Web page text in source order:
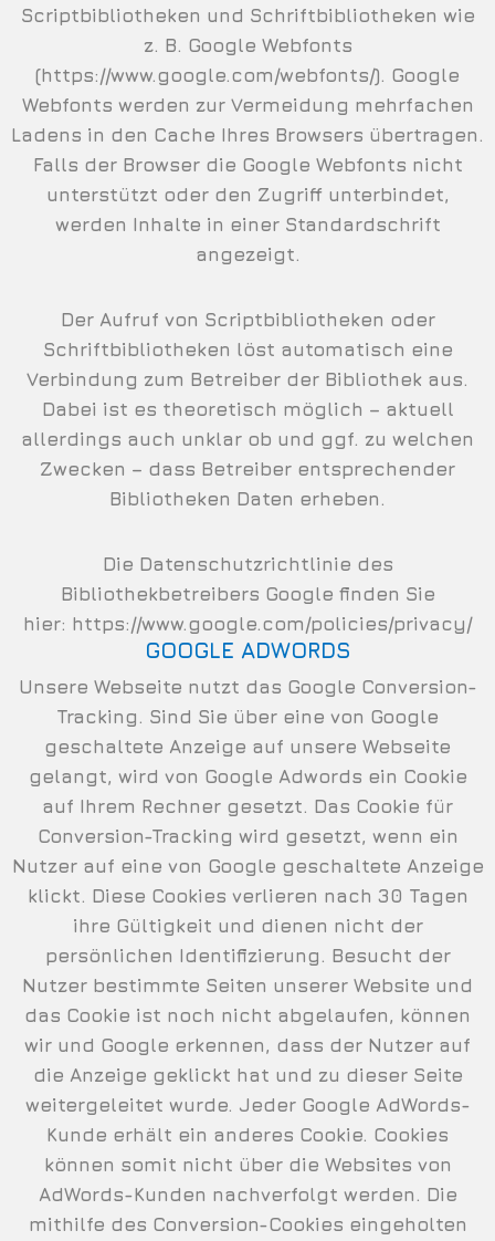
Scriptbibliotheken und Schriftbibliotheken wie
z. B. Google Webfonts
(https://www.google.com/webfonts/). Google
Webfonts werden zur Vermeidung mehrfachen
Ladens in den Cache Ihres Browsers übertragen.
Falls der Browser die Google Webfonts nicht
unterstützt oder den Zugriff unterbindet,
werden Inhalte in einer Standardschrift
angezeigt.
Der Aufruf von Scriptbibliotheken oder
Schriftbibliotheken löst automatisch eine
Verbindung zum Betreiber der Bibliothek aus.
Dabei ist es theoretisch möglich – aktuell
allerdings auch unklar ob und ggf. zu welchen
Zwecken – dass Betreiber entsprechender
Bibliotheken Daten erheben.
Die Datenschutzrichtlinie des
Bibliothekbetreibers Google finden Sie
hier: https://www.google.com/policies/privacy/
GOOGLE ADWORDS
Unsere Webseite nutzt das Google Conversion-
Tracking. Sind Sie über eine von Google
geschaltete Anzeige auf unsere Webseite
gelangt, wird von Google Adwords ein Cookie
auf Ihrem Rechner gesetzt. Das Cookie für
Conversion-Tracking wird gesetzt, wenn ein
Nutzer auf eine von Google geschaltete Anzeige
klickt. Diese Cookies verlieren nach 30 Tagen
ihre Gültigkeit und dienen nicht der
persönlichen Identifizierung. Besucht der
Nutzer bestimmte Seiten unserer Website und
das Cookie ist noch nicht abgelaufen, können
wir und Google erkennen, dass der Nutzer auf
die Anzeige geklickt hat und zu dieser Seite
weitergeleitet wurde. Jeder Google AdWords-
Kunde erhält ein anderes Cookie. Cookies
können somit nicht über die Websites von
AdWords-Kunden nachverfolgt werden. Die
mithilfe des Conversion-Cookies eingeholten